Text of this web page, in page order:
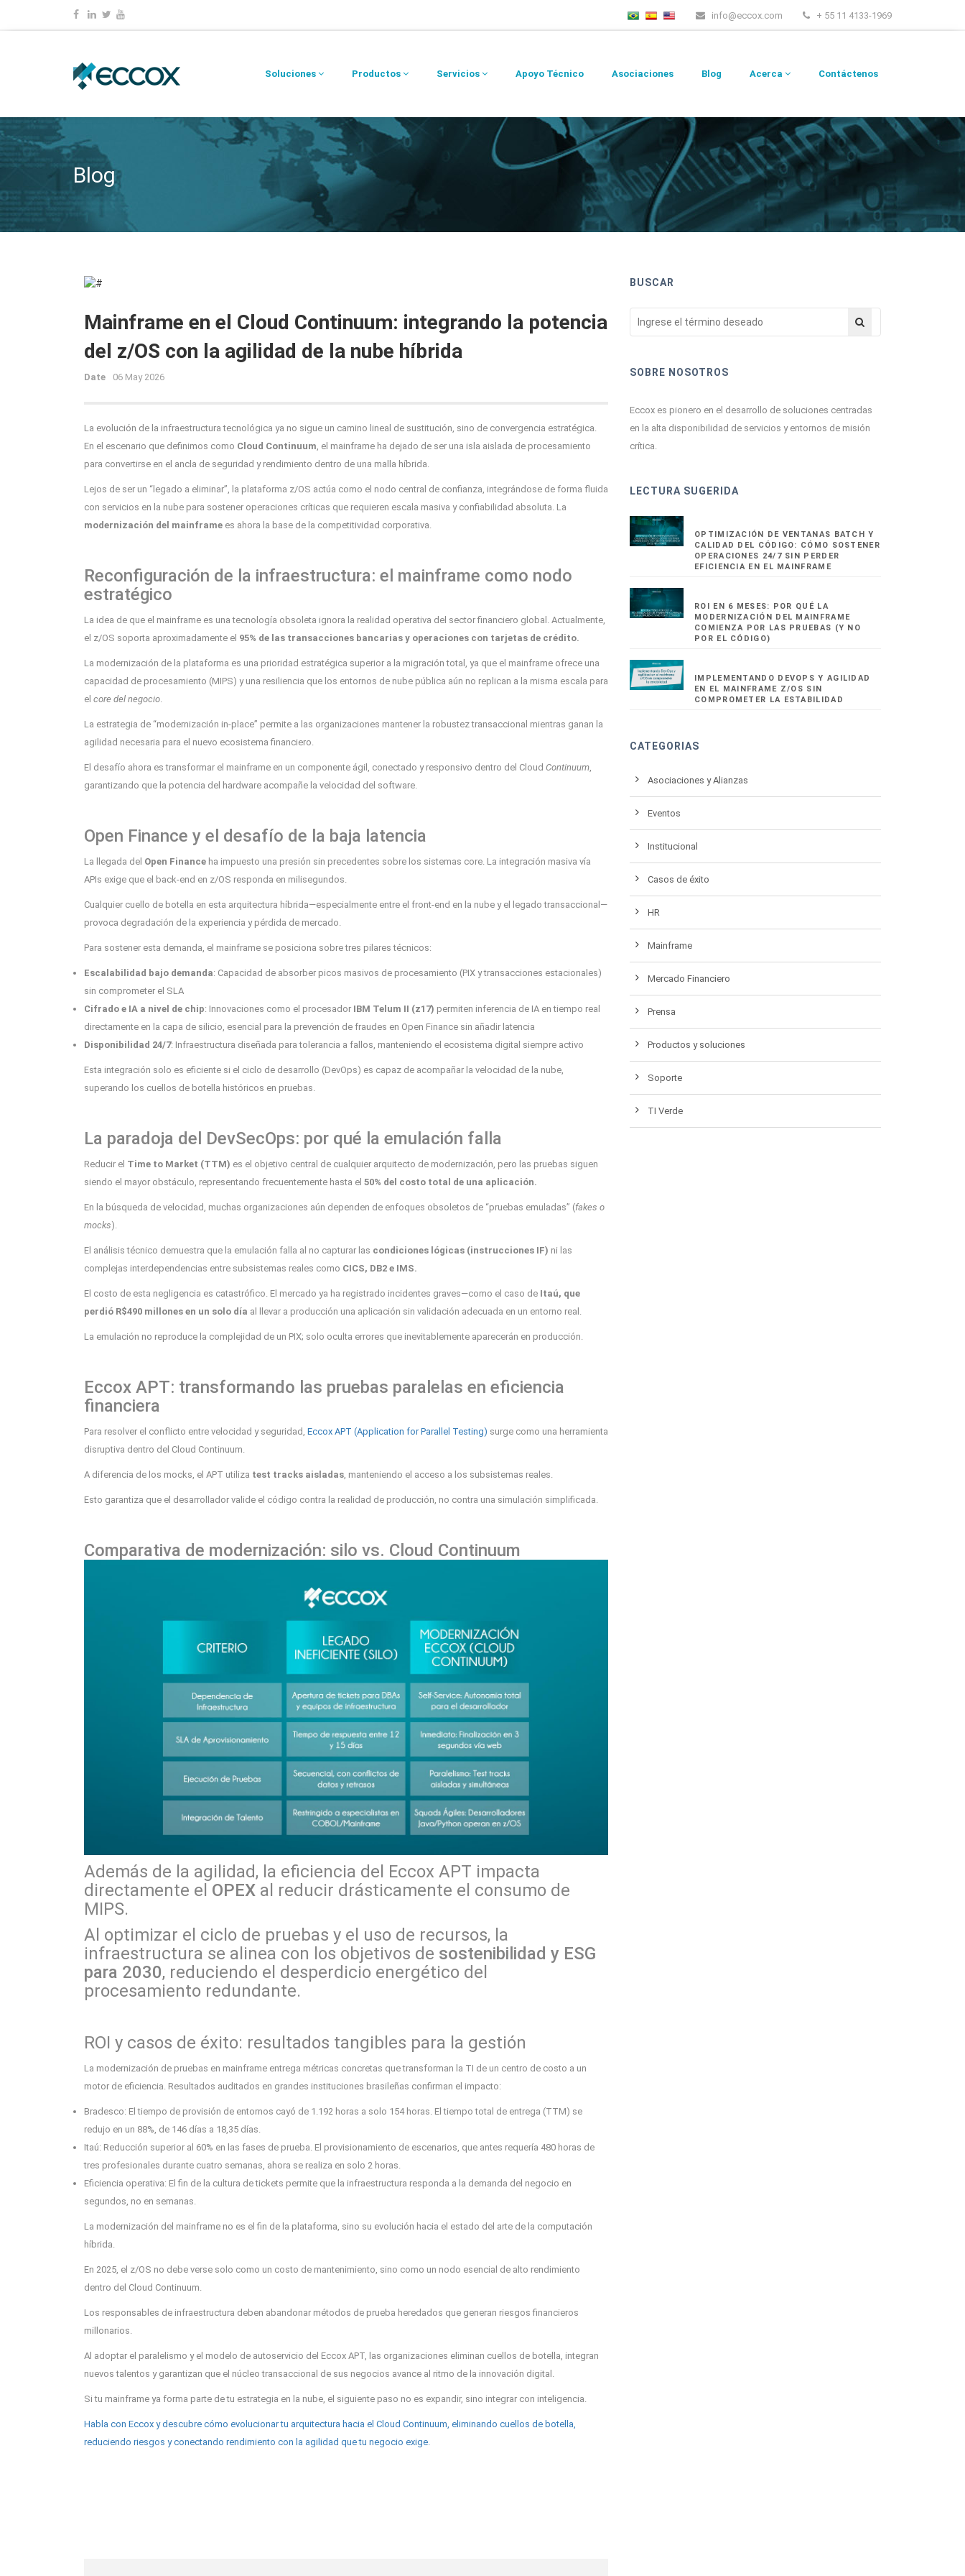
info@eccox.com + 55 11 4133-1969
Soluciones Productos Servicios Apoyo Técnico Asociaciones Blog Acerca Contáctenos
Blog
Mainframe en el Cloud Continuum: integrando la potencia
del z/OS con la agilidad de la nube híbrida
Date 06 May 2026
La evolución de la infraestructura tecnológica ya no sigue un camino lineal de sustitución, sino de convergencia estratégica.
En el escenario que definimos como Cloud Continuum, el mainframe ha dejado de ser una isla aislada de procesamiento
para convertirse en el ancla de seguridad y rendimiento dentro de una malla híbrida.
Lejos de ser un “legado a eliminar”, la plataforma z/OS actúa como el nodo central de confianza, integrándose de forma fluida
con servicios en la nube para sostener operaciones críticas que requieren escala masiva y confiabilidad absoluta. La
modernización del mainframe es ahora la base de la competitividad corporativa.
Reconfiguración de la infraestructura: el mainframe como nodo
estratégico
La idea de que el mainframe es una tecnología obsoleta ignora la realidad operativa del sector financiero global. Actualmente,
el z/OS soporta aproximadamente el 95% de las transacciones bancarias y operaciones con tarjetas de crédito.
La modernización de la plataforma es una prioridad estratégica superior a la migración total, ya que el mainframe ofrece una
capacidad de procesamiento (MIPS) y una resiliencia que los entornos de nube pública aún no replican a la misma escala para
el core del negocio.
La estrategia de “modernización in-place” permite a las organizaciones mantener la robustez transaccional mientras ganan la
agilidad necesaria para el nuevo ecosistema financiero.
El desafío ahora es transformar el mainframe en un componente ágil, conectado y responsivo dentro del Cloud Continuum,
garantizando que la potencia del hardware acompañe la velocidad del software.
Open Finance y el desafío de la baja latencia
La llegada del Open Finance ha impuesto una presión sin precedentes sobre los sistemas core. La integración masiva vía
APIs exige que el back-end en z/OS responda en milisegundos.
Cualquier cuello de botella en esta arquitectura híbrida—especialmente entre el front-end en la nube y el legado transaccional—
provoca degradación de la experiencia y pérdida de mercado.
Para sostener esta demanda, el mainframe se posiciona sobre tres pilares técnicos:
Escalabilidad bajo demanda: Capacidad de absorber picos masivos de procesamiento (PIX y transacciones estacionales)
sin comprometer el SLA
Cifrado e IA a nivel de chip: Innovaciones como el procesador IBM Telum II (z17) permiten inferencia de IA en tiempo real
directamente en la capa de silicio, esencial para la prevención de fraudes en Open Finance sin añadir latencia
Disponibilidad 24/7: Infraestructura diseñada para tolerancia a fallos, manteniendo el ecosistema digital siempre activo
Esta integración solo es eficiente si el ciclo de desarrollo (DevOps) es capaz de acompañar la velocidad de la nube,
superando los cuellos de botella históricos en pruebas.
La paradoja del DevSecOps: por qué la emulación falla
Reducir el Time to Market (TTM) es el objetivo central de cualquier arquitecto de modernización, pero las pruebas siguen
siendo el mayor obstáculo, representando frecuentemente hasta el 50% del costo total de una aplicación.
En la búsqueda de velocidad, muchas organizaciones aún dependen de enfoques obsoletos de “pruebas emuladas” (fakes o
mocks).
El análisis técnico demuestra que la emulación falla al no capturar las condiciones lógicas (instrucciones IF) ni las
complejas interdependencias entre subsistemas reales como CICS, DB2 e IMS.
El costo de esta negligencia es catastrófico. El mercado ya ha registrado incidentes graves—como el caso de Itaú, que
perdió R$490 millones en un solo día al llevar a producción una aplicación sin validación adecuada en un entorno real.
La emulación no reproduce la complejidad de un PIX; solo oculta errores que inevitablemente aparecerán en producción.
Eccox APT: transformando las pruebas paralelas en eficiencia
financiera
Para resolver el conflicto entre velocidad y seguridad, Eccox APT (Application for Parallel Testing) surge como una herramienta
disruptiva dentro del Cloud Continuum.
A diferencia de los mocks, el APT utiliza test tracks aisladas, manteniendo el acceso a los subsistemas reales.
Esto garantiza que el desarrollador valide el código contra la realidad de producción, no contra una simulación simplificada.
Comparativa de modernización: silo vs. Cloud Continuum
Además de la agilidad, la eficiencia del Eccox APT impacta
directamente el OPEX al reducir drásticamente el consumo de
MIPS.
Al optimizar el ciclo de pruebas y el uso de recursos, la
infraestructura se alinea con los objetivos de sostenibilidad y ESG
para 2030, reduciendo el desperdicio energético del
procesamiento redundante.
ROI y casos de éxito: resultados tangibles para la gestión
La modernización de pruebas en mainframe entrega métricas concretas que transforman la TI de un centro de costo a un
motor de eficiencia. Resultados auditados en grandes instituciones brasileñas confirman el impacto:
Bradesco: El tiempo de provisión de entornos cayó de 1.192 horas a solo 154 horas. El tiempo total de entrega (TTM) se
redujo en un 88% , de 146 días a 18,35 días.
Itaú: Reducción superior al 60% en las fases de prueba. El provisionamiento de escenarios, que antes requería 480 horas de
tres profesionales durante cuatro semanas, ahora se realiza en solo 2 horas
Eficiencia operativa: El fin de la cultura de tickets permite que la infraestructura responda a la demanda del negocio en
segundos, no en semanas.
La modernización del mainframe no es el fin de la plataforma, sino su evolución hacia el estado del arte de la computación
híbrida.
En 2025, el z/OS no debe verse solo como un costo de mantenimiento, sino como un nodo esencial de alto rendimiento
dentro del Cloud Continuum.
Los responsables de infraestructura deben abandonar métodos de prueba heredados que generan riesgos financieros
millonarios.
Al adoptar el paralelismo y el modelo de autoservicio del Eccox APT, las organizaciones eliminan cuellos de botella, integran
nuevos talentos y garantizan que el núcleo transaccional de sus negocios avance al ritmo de la innovación digital.
Si tu mainframe ya forma parte de tu estrategia en la nube, el siguiente paso no es expandir, sino integrar con inteligencia.
Habla con Eccox y descubre cómo evolucionar tu arquitectura hacia el Cloud Continuum, eliminando cuellos de botella,
reduciendo riesgos y conectando rendimiento con la agilidad que tu negocio exige.
BUSCAR
SOBRE NOSOTROS
Eccox es pionero en el desarrollo de soluciones centradas
en la alta disponibilidad de servicios y entornos de misión
crítica.
LECTURA SUGERIDA
OPTIMIZACIÓN DE VENTANAS BATCH Y
CALIDAD DEL CÓDIGO: CÓMO SOSTENER
OPERACIONES 24/7 SIN PERDER
EFICIENCIA EN EL MAINFRAME
ROI EN 6 MESES: POR QUÉ LA
MODERNIZACIÓN DEL MAINFRAME
COMIENZA POR LAS PRUEBAS (Y NO
POR EL CÓDIGO)
IMPLEMENTANDO DEVOPS Y AGILIDAD
EN EL MAINFRAME Z/OS SIN
COMPROMETER LA ESTABILIDAD
CATEGORIAS
Asociaciones y Alianzas
Eventos
Institucional
Casos de éxito
HR
Mainframe
Mercado Financiero
Prensa
Productos y soluciones
Soporte
TI Verde